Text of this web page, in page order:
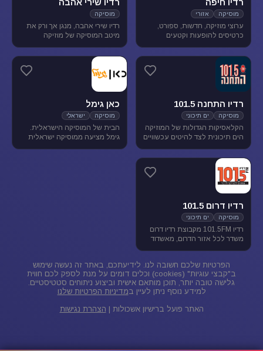
רדיו חיפה
מוסיקה אזורי
ערוצי מוזיקה, חדשות, ספורט,
כרטיסים להופעות וקטעים
רדיו שירי אהבה
מוסיקה
רדיו שירי אהבה, מנגן אך ורק את
מיטב המוסיקה של מוזיקה
והלהקות הטובות של שנות ה-80-
רדיו התחנה 101.5
מוסיקה ים תיכוני
הקלאסיקות הגדולות של המוזיקה
הים תיכונית לצד להיטים עכשוויים
בתדר 101.5 באיזור הצפון.
כאן גימל
מוסיקה ישראלי
הבית של המוסיקה הישראלית.
גימל מציעה ממוסיקה ישראלית
רדיו דרום 101.5
מוסיקה ים תיכוני
רדיו 101.5FM מקבוצת רדיו דרום
משדר לכל אזור הדרום, מאשדוד
הפרטיות שלכם חשובה לנו. לידיעתכם, באתר זה נעשה שימוש
ב"קבצי עוגיות" (cookies) וכלים דומים על מנת לספק לכם חווית
גלישה טובה יותר, תוכן מותאם אישית וביצוע ניתוחים סטטיסטיים.
למידע נוסף ניתן לעיין במדיניות הפרטיות שלנו
האתר פועל ברישיון אשכולות | הצהרת נגישות